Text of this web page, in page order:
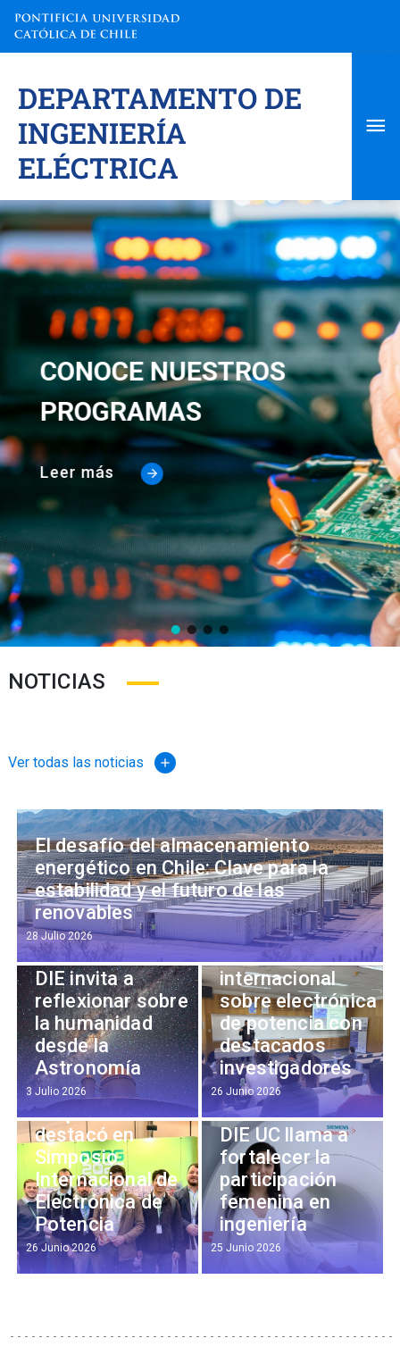
contenido
DEPARTAMENTO DE
INGENIERÍA
ELÉCTRICA
CONOCE NUESTROS
PROGRAMAS
Leer más
NOTICIAS
Ver todas las noticias add
El desafío del almacenamiento
energético en Chile: Clave para la
estabilidad y el futuro de las
renovables
28 Julio 2026
Académico del
DIE invita a
reflexionar sobre
la humanidad
desde la
Astronomía
3 Julio 2026
Departamento
realizó charla
internacional
sobre electrónica
de potencia con
destacados
investigadores
26 Junio 2026
Grupo Peclab
destacó en
Simposio
Internacional de
Electrónica de
Potencia
26 Junio 2026
Académica del
DIE UC llama a
fortalecer la
participación
femenina en
ingeniería
25 Junio 2026